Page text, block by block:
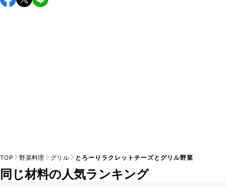
し上がりください。
TOP 野菜料理 グリル とろーりラクレットチーズとグリル野菜
同じ材料の人気ランキング